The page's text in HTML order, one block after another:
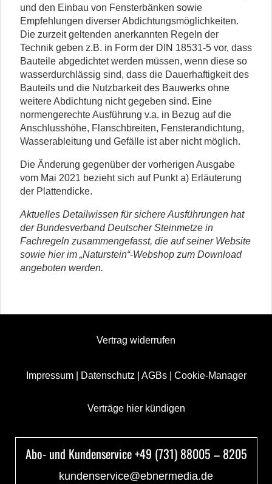
und den Einbau von Fensterbänken sowie
Empfehlungen diverser Abdichtungsmöglichkeiten.
Die zurzeit geltenden anerkannten Regeln der
Technik geben z.B. in Form der DIN 18531-5 vor, dass
Bauteile abgedichtet werden müssen, wenn diese so
wasserdurchlässig sind, dass die Dauerhaftigkeit des
Bauteils und die Nutzbarkeit des Bauwerks ohne
weitere Abdichtung nicht gegeben sind. Eine
normengerechte Ausführung v.a. in Bezug auf die
Anschlusshöhe, Flanschbreiten, Fensterandichtung,
Wasserableitung und Gefälle ist aber nicht möglich.
Die Änderung gegenüber der vorherigen Ausgabe
vom Mai 2021 bezieht sich auf Punkt a) Erläuterung
der Plattendicke.
Aktuelles Detailwissen für sichere Ausführungen hat
der Bundesverband Deutscher Steinmetze in
Fachregeln zusammengefasst, die auf seiner Website
sowie hier im „Naturstein“-Webshop zum Download
angeboten werden.
Vertrag widerrufen
Impressum| Datenschutz AGBs| Cookie-Manager
Verträge hier kündigen
Abo- und Kundenservice +49 (731) 88005 – 8205
kundenservice@ebnermedia.de